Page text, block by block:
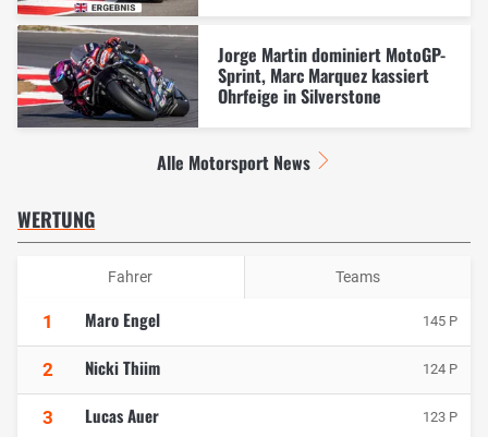
Jorge Martin dominiert MotoGP-
Sprint, Marc Marquez kassiert
Ohrfeige in Silverstone
Alle Motorsport News
WERTUNG
Fahrer Teams
1 Maro Engel 145 P
2 Nicki Thiim 124 P
3 Lucas Auer 123 P